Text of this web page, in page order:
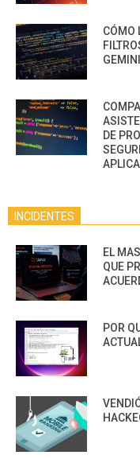
CÓMO
DE
INCIDENTES
EL
QUE
POR